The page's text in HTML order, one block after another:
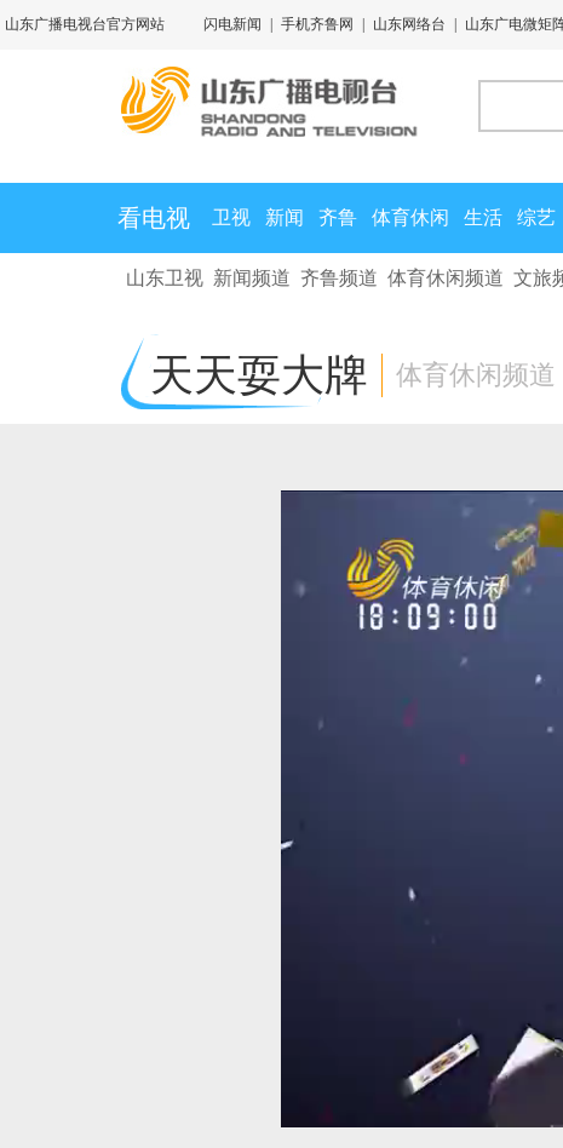
山东广播电视台官方网站 闪电新闻 手机齐鲁网 山东网络台 山东广电微矩
看电视 卫视 新闻 齐鲁 体育休闲 生活 综艺
山东卫视 新闻频道 齐鲁频道 体育休闲频道 文旅
天天耍大牌 体育休闲频道